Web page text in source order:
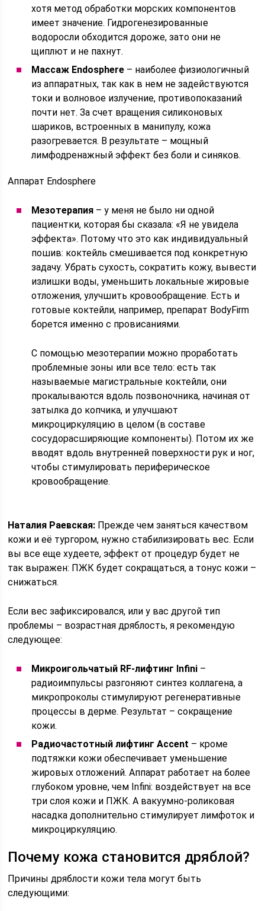
хотя метод обработки морских компонентов
имеет значение. Гидрогенезированные
водоросли обходится дороже, зато они не
щиплют и не пахнут.
Массаж Endosphere – наиболее физиологичный
из аппаратных, так как в нем не задействуются
токи и волновое излучение, противопоказаний
почти нет. За счет вращения силиконовых
шариков, встроенных в манипулу, кожа
разогревается. В результате – мощный
лимфодренажный эффект без боли и синяков.
Аппарат Endosphere
Мезотерапия – у меня не было ни одной
пациентки, которая бы сказала: «Я не увидела
эффекта». Потому что это как индивидуальный
пошив: коктейль смешивается под конкретную
задачу. Убрать сухость, сократить кожу, вывести
излишки воды, уменьшить локальные жировые
отложения, улучшить кровообращение. Есть и
готовые коктейли, например, препарат BodyFirm
борется именно с провисаниями.
С помощью мезотерапии можно проработать
проблемные зоны или все тело: есть так
называемые магистральные коктейли, они
прокалываются вдоль позвоночника, начиная от
затылка до копчика, и улучшают
микроциркуляцию в целом (в составе
сосудорасширяющие компоненты). Потом их же
вводят вдоль внутренней поверхности рук и ног,
чтобы стимулировать периферическое
кровообращение.
Наталия Раевская: Прежде чем заняться качеством
кожи и её тургором, нужно стабилизировать вес. Если
вы все еще худеете, эффект от процедур будет не
так выражен: ПЖК будет сокращаться, а тонус кожи –
снижаться.
Если вес зафиксировался, или у вас другой тип
проблемы – возрастная дряблость, я рекомендую
следующее:
Микроигольчатый RF-лифтинг Infini –
радиоимпульсы разгоняют синтез коллагена, а
микропроколы стимулируют регенеративные
процессы в дерме. Результат – сокращение
кожи.
Радиочастотный лифтинг Accent – кроме
подтяжки кожи обеспечивает уменьшение
жировых отложений. Аппарат работает на более
глубоком уровне, чем Infini: воздействует на все
три слоя кожи и ПЖК. А вакуумно-роликовая
насадка дополнительно стимулирует лимфоток и
микроциркуляцию.
Почему кожа становится дряблой?
Причины дряблости кожи тела могут быть
следующими: